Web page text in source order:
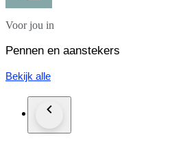
Voor jou in
Pennen en aanstekers
Bekijk alle